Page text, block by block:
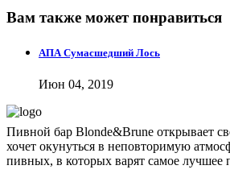
Вам также может понравиться
АПА Сумасшедший Лось
Июн 04, 2019
Пивной бар Blonde&Brune открывает
хочет окунуться в неповторимую
пивных, в которых варят самое лучшее